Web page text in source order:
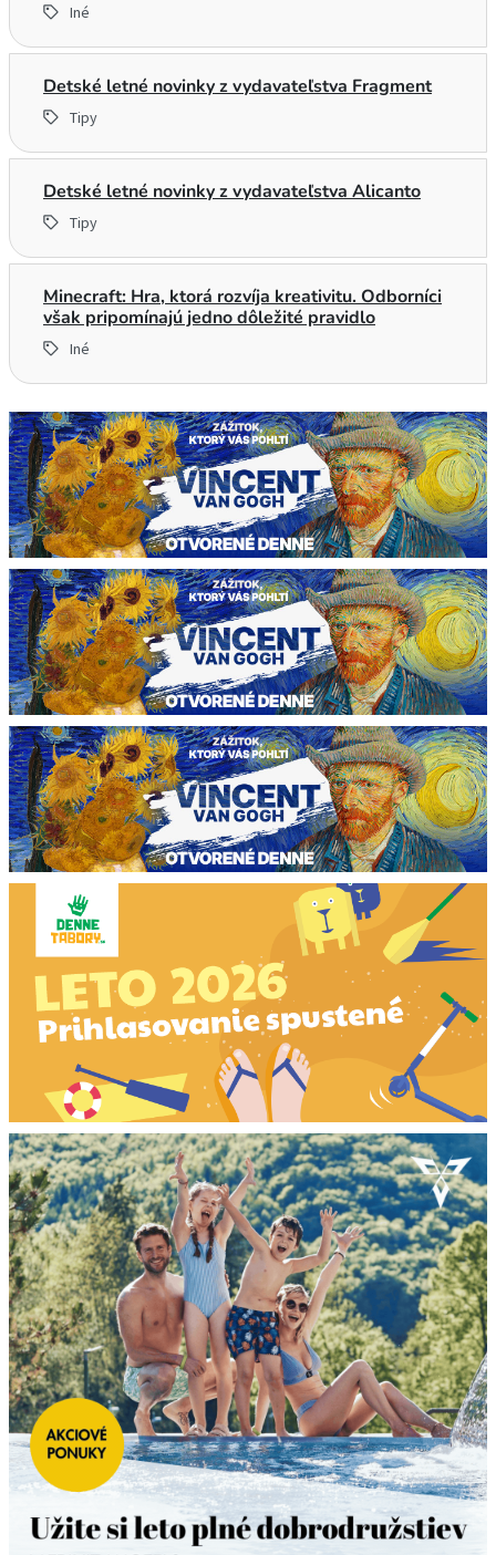
Iné
Detské letné novinky z vydavateľstva Fragment
Tipy
Detské letné novinky z vydavateľstva Alicanto
Tipy
Minecraft: Hra, ktorá rozvíja kreativitu. Odborníci
však pripomínajú jedno dôležité pravidlo
Iné